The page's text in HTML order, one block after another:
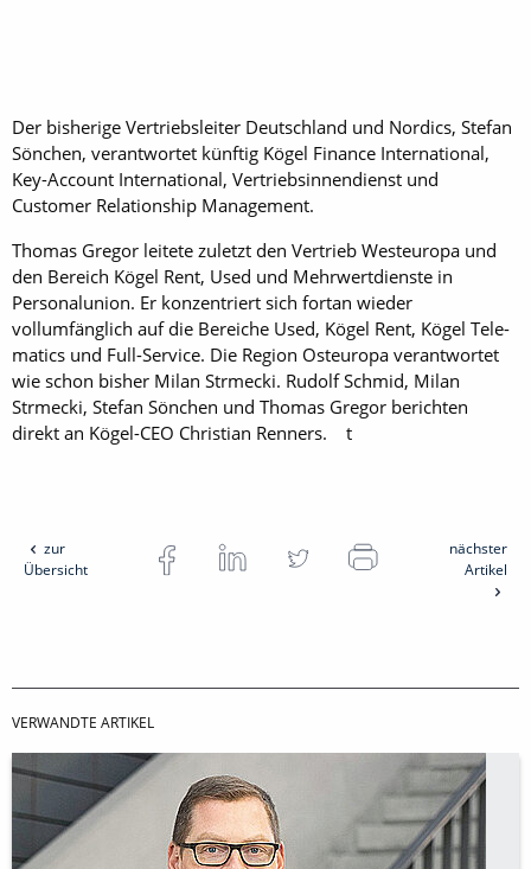
Der bisherige Vertriebsleiter Deutschland und Nordics, Stefan
Sönchen, verantwortet künftig Kögel Finance International,
Key-Account International, Vertriebsinnendienst und
Customer Relationship Management.
Thomas Gregor leitete zuletzt den Vertrieb Westeuropa und
den Bereich Kögel Rent, Used und Mehrwertdienste in
Personalunion. Er konzentriert sich fortan wieder
vollumfänglich auf die Bereiche Used, Kögel Rent, Kögel Tele­
matics und Full-Service. Die Region Osteuropa verantwortet
wie schon bisher Milan Strmecki. Rudolf Schmid, Milan
Strmecki, Stefan Sönchen und Thomas Gregor berichten
direkt an Kögel-CEO Christian Renners. t
zur
Übersicht
nächster
Artikel
VERWANDTE ARTIKEL